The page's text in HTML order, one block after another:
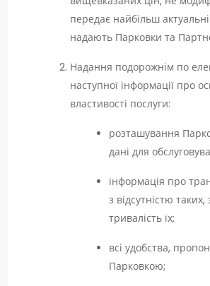
передає найбільш актуальні
надають Парковки та
Надання подорожнім по
наступної інформації про
властивості послуги:
розташування
дані для
інформація про
з відсутністю
тривалість їх;
всі удобства,
Парковкою;